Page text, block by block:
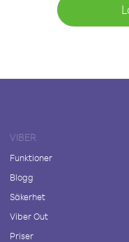
VIBER
Funktioner
Blogg
Säkerhet
Viber Out
Priser